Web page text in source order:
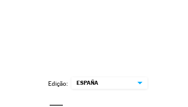
Edição: ESPAÑA